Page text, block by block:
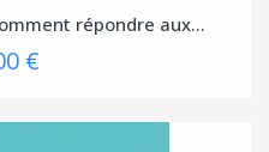
répondre aux...
€